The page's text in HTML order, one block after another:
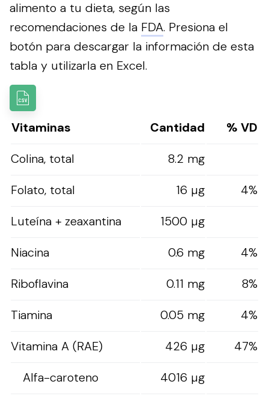
alimento a tu dieta, según las
recomendaciones de la FDA. Presiona el
botón para descargar la información de esta
tabla y utilizarla en Excel.
Vitaminas Cantidad
% VD
Colina, total
8.2 mg
Folato, total
16 µg
4%
Luteína + zeaxantina
1500 µg
Niacina
0.6 mg
4%
Riboflavina
0.11 mg
8%
Tiamina
0.05 mg
4%
Vitamina A (RAE)
426 µg
47%
Alfa-caroteno
4016 µg